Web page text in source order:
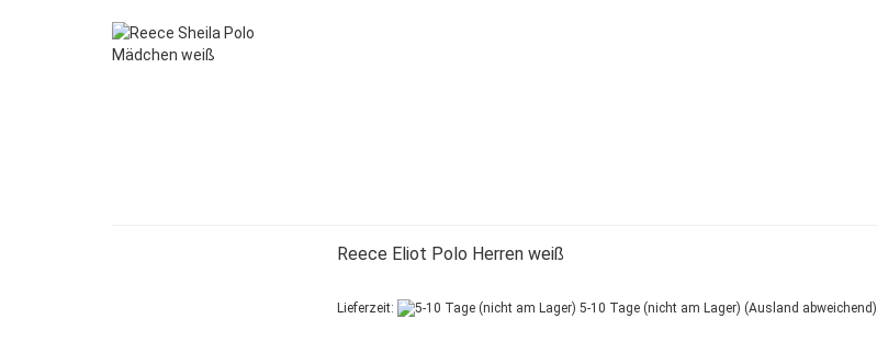
Reece Eliot Polo Herren weiß
Lieferzeit: 5-10 Tage (nicht am Lager) (Ausland abweichend)